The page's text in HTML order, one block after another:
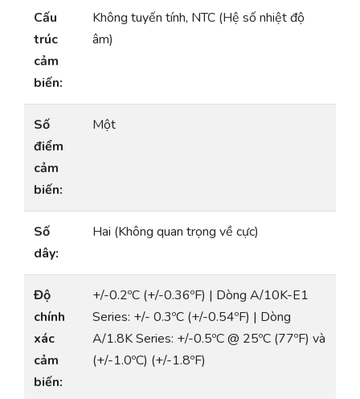
Cấu
trúc
cảm
biến:
Không tuyến tính, NTC (Hệ số nhiệt độ
âm)
Số
điểm
cảm
biến:
Một
Số
dây:
Hai (Không quan trọng về cực)
Độ
chính
xác
cảm
biến:
+/-0.2ºC (+/-0.36ºF) | Dòng A/10K-E1
Series: +/- 0.3ºC (+/-0.54ºF) | Dòng
A/1.8K Series: +/-0.5ºC @ 25ºC (77ºF) và
(+/-1.0ºC) (+/-1.8ºF)